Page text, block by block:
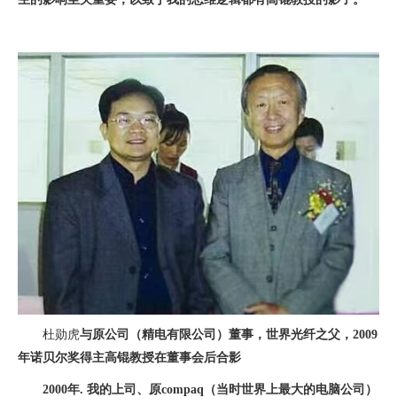
杜勋虎与原公司（精电有限公司）董事，世界光纤之父，2009
年诺贝尔奖得主高锟教授在董事会后合影
2000年. 我的上司、原compaq（当时世界上最大的电脑公司）